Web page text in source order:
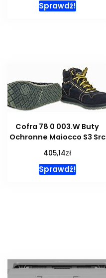
Sprawdź!
Cofra 78 0 003.W Buty
Ochronne Maiocco S3 Src
405,14zł
Sprawdź!